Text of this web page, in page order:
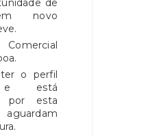
de
novo
o perfil
e está
por esta
aguardam